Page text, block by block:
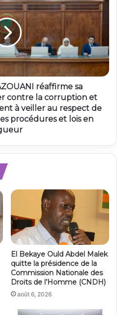
réaffirme sa
contre la corruption et
à veiller au respect de
procédures et lois en
El Bekaye Ould Abdel Malek
quitte la présidence de la
Commission Nationale des
Droits de l’Homme (CNDH)
août 6, 2026